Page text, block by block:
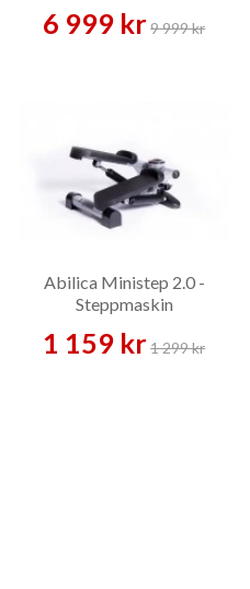
6 999 kr9 999 kr
Abilica Ministep 2.0 -
Steppmaskin
1 159 kr1 299 kr